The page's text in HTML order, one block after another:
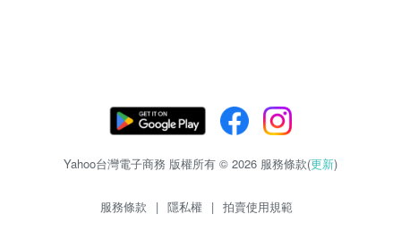
Yahoo台灣電子商務 版權所有 © 2026 服務條款(更新)
服務條款 | 隱私權 | 拍賣使用規範